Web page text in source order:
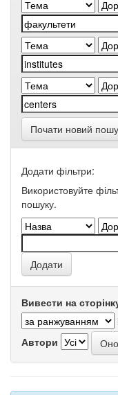
Почати новий
Додати фільтри:
Використовуйте
пошуку.
Вивести на
Автори